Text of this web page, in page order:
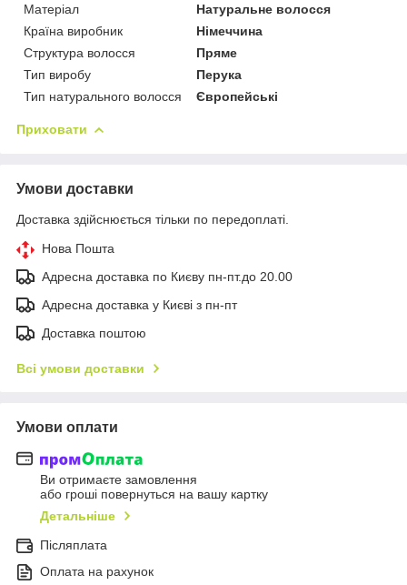
Матеріал
Натуральне волосся
Країна виробник
Німеччина
Структура волосся
Пряме
Тип виробу
Перука
Тип натурального волосся
Європейські
Приховати
Умови доставки
Доставка здійснюється тільки по передоплаті.
Нова Пошта
Адресна доставка по Києву пн-пт.до 20.00
Адресна доставка у Києві з пн-пт
Доставка поштою
Всі умови доставки
Умови оплати
Ви отримаєте замовлення
або гроші повернуться на вашу картку
Детальніше
Післяплата
Оплата на рахунок